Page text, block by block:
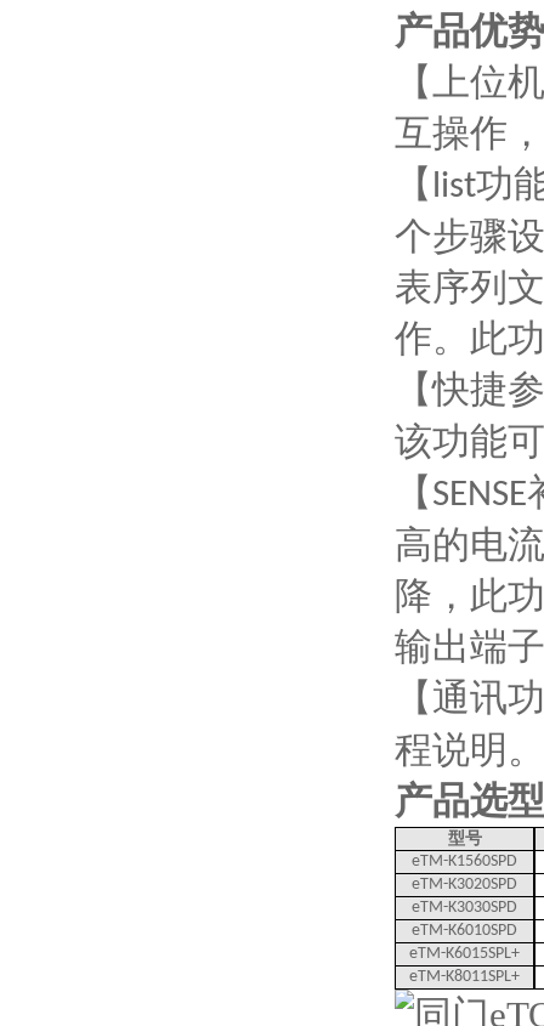
产品优
【上位
互操作
【 list功
个步骤
表序列
作。此
【快捷
该功能
【SENSE
高的电
降，此
输出端
【通讯
程说明。
产品选
型号
eTM-K1560SPD
eTM-K3020SPD
eTM-K3030SPD
eTM-K6010SPD
eTM-K6015SPL+
eTM-K8011SPL+